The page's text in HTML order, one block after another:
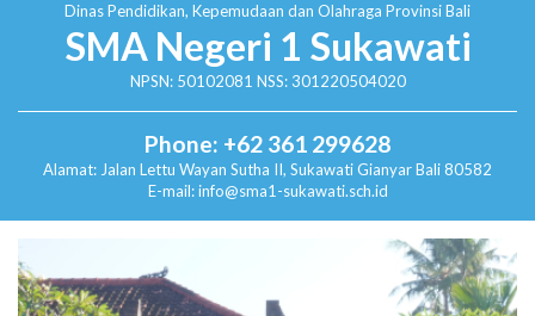
Dinas Pendidikan, Kepemudaan dan Olahraga Provinsi Bali
SMA Negeri 1 Sukawati
NPSN: 50102081 NSS: 301220504020
Phone: +62 361 299628
Alamat: Jalan Lettu Wayan Sutha II, SukawatiGianyar Bali 80582
E-mail: info@sma1-sukawati.sch.id